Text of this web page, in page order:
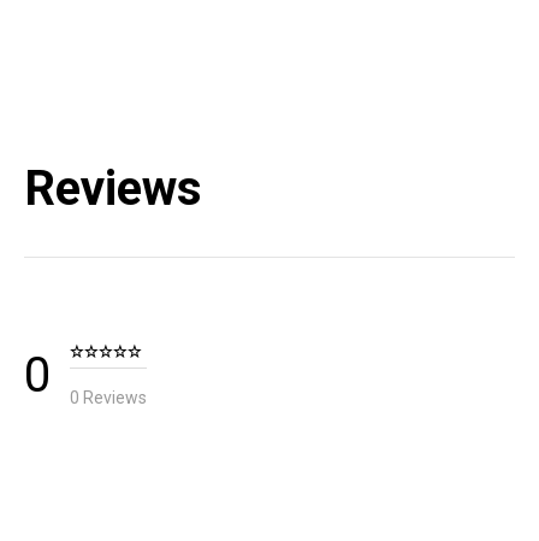
블랙다이아몬드 코리아 / TEL : 1644-4807
해당없음 (상세설명참조)
Reviews